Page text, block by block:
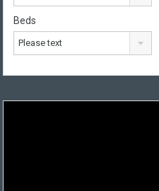
Beds
Please text